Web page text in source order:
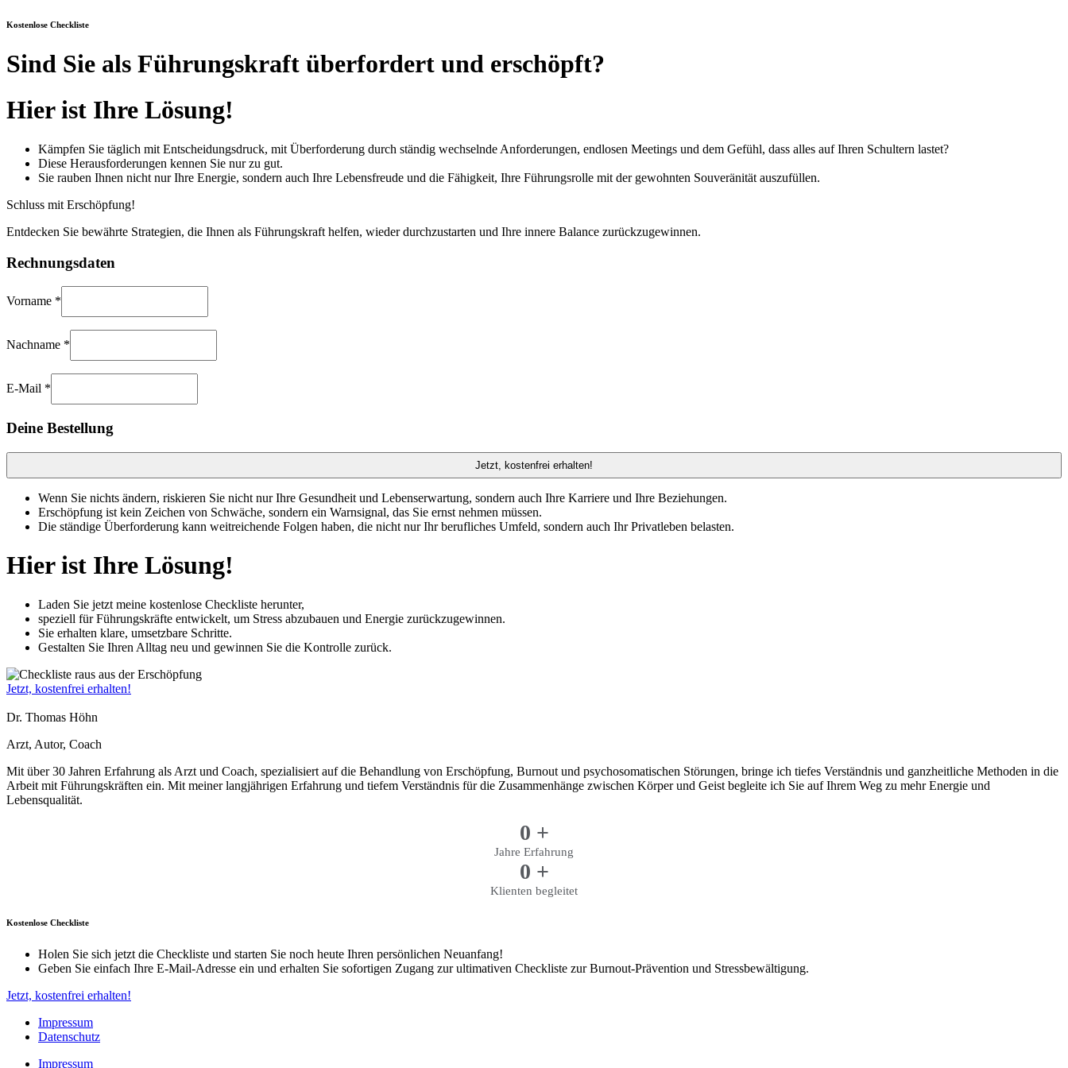
Kostenlose Checkliste
Sind Sie als Führungskraft überfordert und erschöpft?
Hier ist Ihre Lösung!
Kämpfen Sie täglich mit Entscheidungsdruck, mit Überforderung durch ständig wechselnde Anforderungen, endlosen Meetings und dem Gefühl, dass alles auf Ihren Schultern lastet?
Diese Herausforderungen kennen Sie nur zu gut.
Sie rauben Ihnen nicht nur Ihre Energie, sondern auch Ihre Lebensfreude und die Fähigkeit, Ihre Führungsrolle mit der gewohnten Souveränität auszufüllen.
Schluss mit Erschöpfung!
Entdecken Sie bewährte Strategien, die Ihnen als Führungskraft helfen, wieder durchzustarten und Ihre innere Balance zurückzugewinnen.
Rechnungsdaten
Vorname *
Nachname *
E-Mail *
Deine Bestellung
Jetzt, kostenfrei erhalten!
Wenn Sie nichts ändern, riskieren Sie nicht nur Ihre Gesundheit und Lebenserwartung, sondern auch Ihre Karriere und Ihre Beziehungen.
Erschöpfung ist kein Zeichen von Schwäche, sondern ein Warnsignal, das Sie ernst nehmen müssen.
Die ständige Überforderung kann weitreichende Folgen haben, die nicht nur Ihr berufliches Umfeld, sondern auch Ihr Privatleben belasten.
Hier ist Ihre Lösung!
Laden Sie jetzt meine kostenlose Checkliste herunter,
speziell für Führungskräfte entwickelt, um Stress abzubauen und Energie zurückzugewinnen.
Sie erhalten klare, umsetzbare Schritte.
Gestalten Sie Ihren Alltag neu und gewinnen Sie die Kontrolle zurück.
Jetzt, kostenfrei erhalten!
Dr. Thomas Höhn
Arzt, Autor, Coach
Mit über 30 Jahren Erfahrung als Arzt und Coach, spezialisiert auf die Behandlung von Erschöpfung, Burnout und psychosomatischen Störungen, bringe ich tiefes Verständnis und ganzheitliche Methoden in die
Arbeit mit Führungskräften ein. Mit meiner langjährigen Erfahrung und tiefem Verständnis für die Zusammenhänge zwischen Körper und Geist begleite ich Sie auf Ihrem Weg zu mehr Energie und
Lebensqualität.
0 +
Jahre Erfahrung
0 +
Klienten begleitet
Kostenlose Checkliste
Holen Sie sich jetzt die Checkliste und starten Sie noch heute Ihren persönlichen Neuanfang!
Geben Sie einfach Ihre E-Mail-Adresse ein und erhalten Sie sofortigen Zugang zur ultimativen Checkliste zur Burnout-Prävention und Stressbewältigung.
Jetzt, kostenfrei erhalten!
Impressum
Datenschutz
Impressum